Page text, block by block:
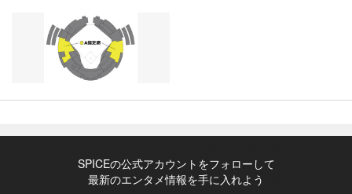
SPICEの公式アカウントをフォローして
最新のエンタメ情報を手に入れよう